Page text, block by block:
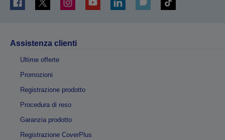
Assistenza clienti
Ultime offerte
Promozioni
Registrazione prodotto
Procedura di reso
Garanzia prodotto
Registrazione CoverPlus